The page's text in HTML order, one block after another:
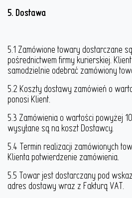
5. Dostawa
5.1 Zamówione towary dostarczane
pośrednictwem firmy kurierskiej.
samodzielnie odebrać zamówiony
5.2 Koszty dostawy zamówień o
ponosi Klient.
5.3 Zamówienia o wartości powyżej
wysyłane są na koszt Dostawcy.
5.4 Termin realizacji zamówionych
Klienta potwierdzenie zamówienia.
5.5 Towar jest dostarczany pod
adres dostawy wraz z Fakturą VAT.